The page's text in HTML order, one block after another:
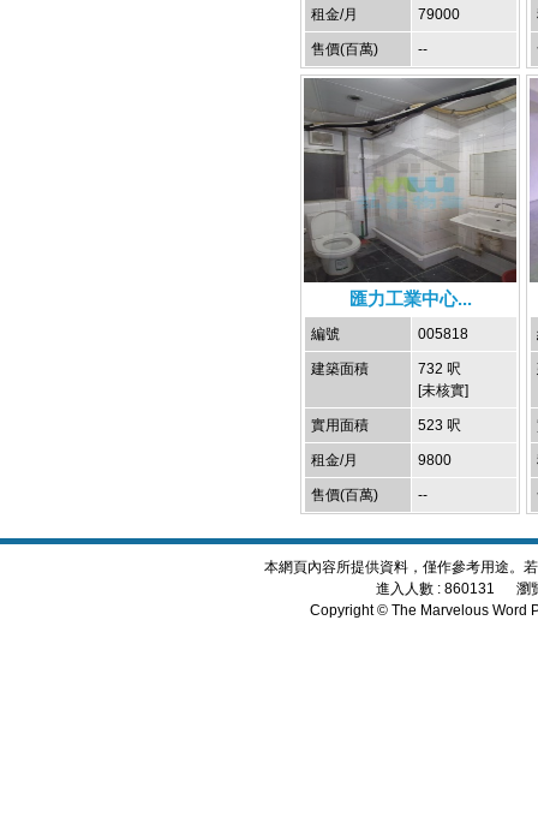
租金/月 79000
售價(百萬) --
匯力工業中心...
編號 005818
建築面積
732 呎
[未核實]
實用面積 523 呎
租金/月 9800
售價(百萬) --
本網頁內容所提供資料，僅作參考用途。
進入人數 : 860131 瀏
Copyright © The Marvelous Word